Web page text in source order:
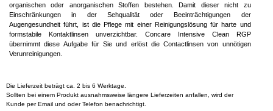
organischen oder anorganischen Stoffen bestehen. Damit dieser nicht zu
Einschränkungen in der Sehqualität oder Beeinträchtigungen der
Augengesundheit führt, ist die Pflege mit einer Reinigungslösung für harte und
formstabile Kontaktlinsen unverzichtbar. Concare Intensive Clean RGP
übernimmt diese Aufgabe für Sie und erlöst die Contactlinsen von unnötigen
Verunreinigungen.
Die Lieferzeit beträgt ca. 2 bis 6 Werktage.
Sollten bei einem Produkt ausnahmsweise längere Lieferzeiten anfallen, wird der
Kunde per Email und oder Telefon benachrichtigt.